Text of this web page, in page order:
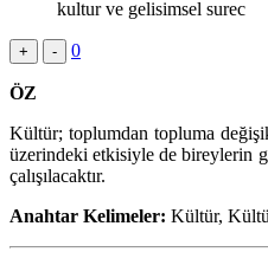
kultur ve gelisimsel surec
+ - 0
ÖZ
Kültür; toplumdan topluma
üzerindeki etkisiyle de bireylerin
çalışılacaktır.
Anahtar Kelimeler: Kültür,